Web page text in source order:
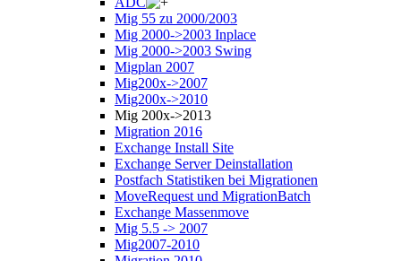
Mig 55 zu 2000/2003
Mig 2000->2003 Inplace
Mig 2000->2003 Swing
Migplan 2007
Mig200x->2007
Mig200x->2010
Mig 200x->2013
Migration 2016
Exchange Install Site
Exchange Server Deinstallation
Postfach Statistiken bei Migrationen
MoveRequest und MigrationBatch
Exchange Massenmove
Mig 5.5 -> 2007
Mig2007-2010